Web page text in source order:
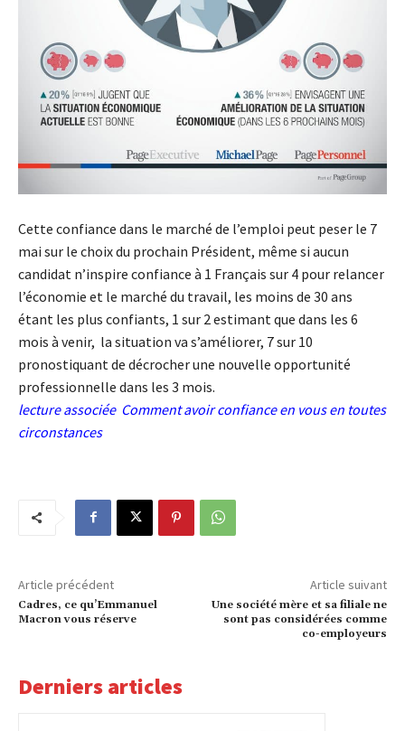
Cette confiance dans le marché de l’emploi peut peser le 7
mai sur le choix du prochain Président, même si aucun
candidat n’inspire confiance à 1 Français sur 4 pour relancer
l’économie et le marché du travail, les moins de 30 ans
étant les plus confiants, 1 sur 2 estimant que dans les 6
mois à venir, la situation va s’améliorer, 7 sur 10
pronostiquant de décrocher une nouvelle opportunité
professionnelle dans les 3 mois.
lecture associée Comment avoir confiance en vous en toutes
circonstances
Article précédent
Cadres, ce qu’Emmanuel
Macron vous réserve
Article suivant
Une société mère et sa filiale ne
sont pas considérées comme
co-employeurs
Derniers articles